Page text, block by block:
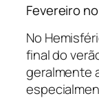
Fevereiro
No
final do
geralmente